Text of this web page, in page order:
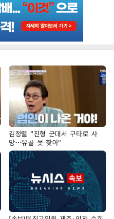
김정렬 "친형 군대서 구타로 사
망…유골 못 찾아"